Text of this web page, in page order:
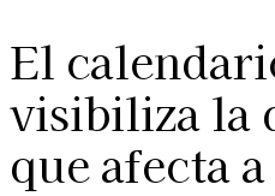
El
visibiliza la
que afecta